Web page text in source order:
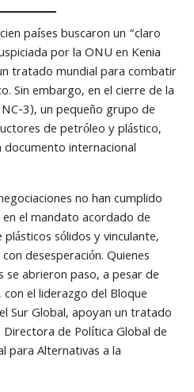
países buscaron un “claro
por la ONU en Kenia
tratado mundial para combatir
Sin embargo, en el cierre de la
3), un pequeño grupo de
de petróleo y plástico,
documento internacional
no han cumplido
el mandato acordado de
sólidos y vinculante,
desesperación. Quienes
se abrieron paso, a pesar de
el liderazgo del Bloque
Sur Global, apoyan un tratado
Directora de Política Global de
para Alternativas a la